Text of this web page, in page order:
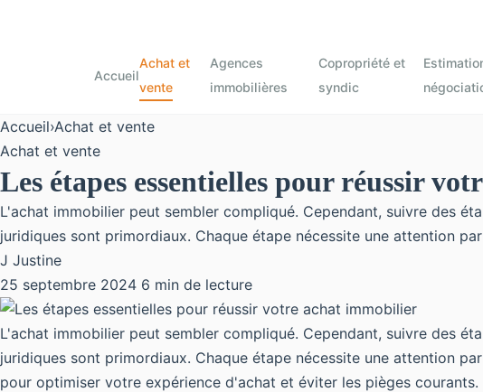
Accueil
Achat et
vente
Agences
immobilières
Copropriété et
syndic
Accueil›Achat et vente
Achat et vente
Les étapes essentielles pour réussir
L'achat immobilier peut sembler compliqué. Cependant, suivre des
juridiques sont primordiaux. Chaque étape nécessite une attention
J Justine
25 septembre 2024 6 min de lecture
L'achat immobilier peut sembler compliqué. Cependant, suivre des
juridiques sont primordiaux. Chaque étape nécessite une attention
pour optimiser votre expérience d'achat et éviter les pièges